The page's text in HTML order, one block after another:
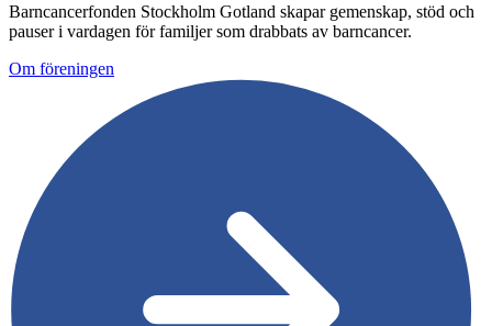
Barncancerfonden Stockholm Gotland skapar gemenskap, stöd och
pauser i vardagen för familjer som drabbats av barncancer.
Om föreningen